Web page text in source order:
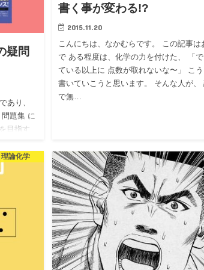
疑問
あり、
題集 に
目指す
書く事が変わる!?
2015.11.20
こんにちは、なかむらです。 この記事は
で ある程度は、化学の力を付けた、 「
ている以上に 点数が取れないな〜」 こ
書いていこうと思います。 そんな人が、
で無…
理論化学